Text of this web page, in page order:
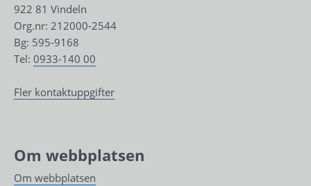
922 81 Vindeln
Org.nr: 212000-2544
Bg: 595-9168
Tel: 0933-140 00
Fler kontaktuppgifter
Om webbplatsen
Om webbplatsen